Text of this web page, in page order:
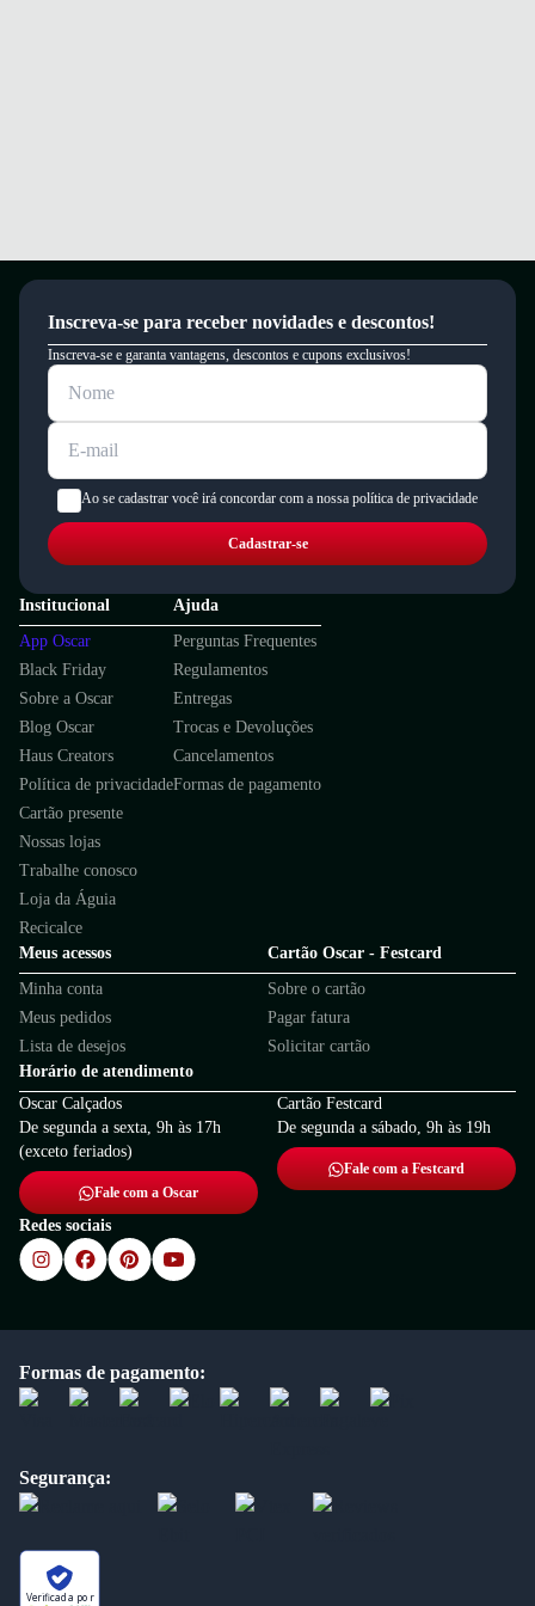
Inscreva-se para receber novidades e descontos!
Inscreva-se e garanta vantagens, descontos e cupons exclusivos!
Ao se cadastrar você irá concordar com a nossa política de privacidade
Cadastrar-se
Institucional
App Oscar
Black Friday
Sobre a Oscar
Blog Oscar
Haus Creators
Política de privacidade
Cartão presente
Nossas lojas
Trabalhe conosco
Loja da Águia
Recicalce
Ajuda
Perguntas Frequentes
Regulamentos
Entregas
Trocas e Devoluções
Cancelamentos
Formas de pagamento
Meus acessos
Minha conta
Meus pedidos
Lista de desejos
Cartão Oscar - Festcard
Sobre o cartão
Pagar fatura
Solicitar cartão
Horário de atendimento
Oscar Calçados
De segunda a sexta, 9h às 17h
(exceto feriados)
Fale com a Oscar
Cartão Festcard
De segunda a sábado, 9h às 19h
Fale com a Festcard
Redes sociais
Formas de pagamento:
Segurança:
Verificada por